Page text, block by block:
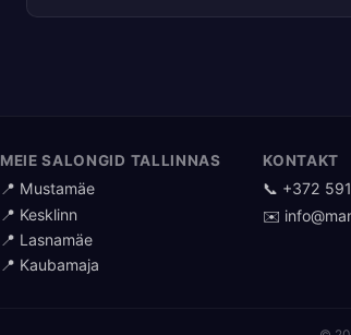
MEIE SALONGID TALLINNAS
📍 Mustamäe
📍 Kesklinn
📍 Lasnamäe
📍 Kaubamaja
KONTAKT
📞 +372
✉️